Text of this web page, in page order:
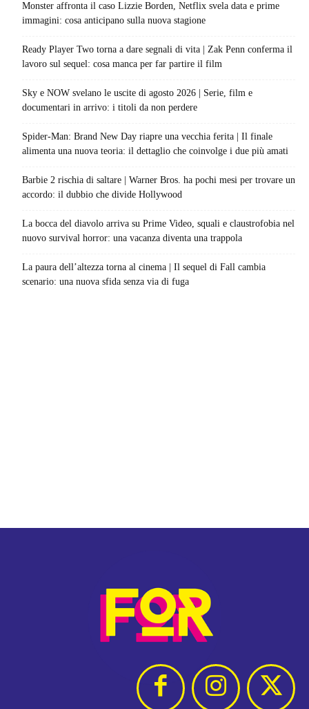
Monster affronta il caso Lizzie Borden, Netflix svela data e prime
immagini: cosa anticipano sulla nuova stagione
Ready Player Two torna a dare segnali di vita | Zak Penn conferma il
lavoro sul sequel: cosa manca per far partire il film
Sky e NOW svelano le uscite di agosto 2026 | Serie, film e
documentari in arrivo: i titoli da non perdere
Spider-Man: Brand New Day riapre una vecchia ferita | Il finale
alimenta una nuova teoria: il dettaglio che coinvolge i due più amati
Barbie 2 rischia di saltare | Warner Bros. ha pochi mesi per trovare un
accordo: il dubbio che divide Hollywood
La bocca del diavolo arriva su Prime Video, squali e claustrofobia nel
nuovo survival horror: una vacanza diventa una trappola
La paura dell’altezza torna al cinema | Il sequel di Fall cambia
scenario: una nuova sfida senza via di fuga